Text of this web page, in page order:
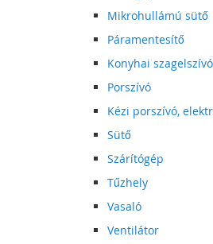
Mikrohullámú sütő
Páramentesítő
Konyhai szagelszívó
Porszívó
Kézi porszívó,
Sütő
Szárítógép
Tűzhely
Vasaló
Ventilátor